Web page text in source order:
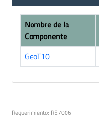
Nombre de la
Componente
GeoT10
Requerimiento: RE7006